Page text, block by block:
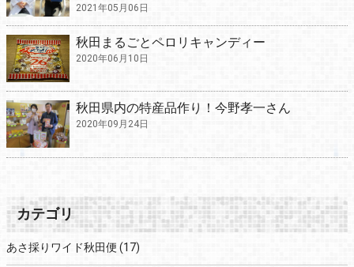
2021年05月06日
秋田まるごとペロリキャンディー
2020年06月10日
秋田県内の特産品作り！今野孝一さん
2020年09月24日
カテゴリ
あさ採りワイド秋田便 (17)